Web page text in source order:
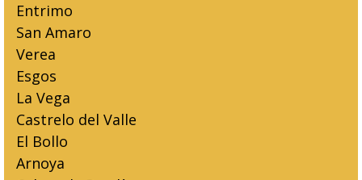
Entrimo
San Amaro
Verea
Esgos
La Vega
Castrelo del Valle
El Bollo
Arnoya